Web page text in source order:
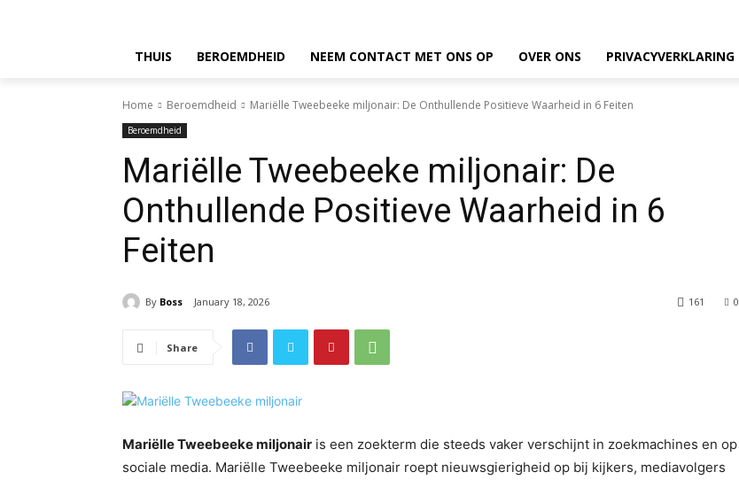
THUIS BEROEMDHEID NEEM CONTACT MET ONS OP OVER ONS PRIVACYVERKLARING
Home Beroemdheid Mariëlle Tweebeeke miljonair: De Onthullende Positieve Waarheid in 6 Feiten
Beroemdheid
Mariëlle Tweebeeke miljonair: De
Onthullende Positieve Waarheid in 6
Feiten
By Boss January 18, 2026 0
161
Share
Mariëlle Tweebeeke miljonair is een zoekterm die steeds vaker verschijnt in zoekmachines en op
sociale media. Mariëlle Tweebeeke miljonair roept nieuwsgierigheid op bij kijkers, mediavolgers